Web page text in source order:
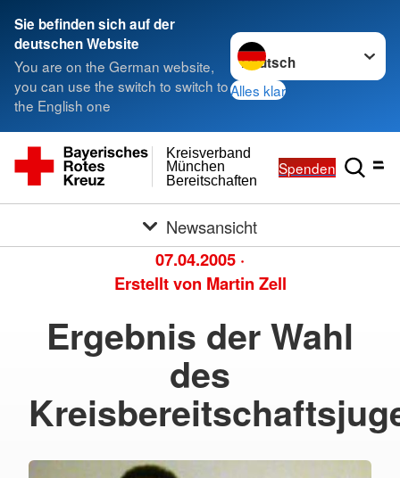
Sie befinden sich auf der
deutschen Website
You are on the German website,
you can use the switch to switch to
the English one
Sprache wechseln zu
Alles klar
Bereitschaften
München
Kreisverband
Spenden
Newsansicht
07.04.2005 ·
Erstellt von Martin Zell
Ergebnis der Wahl
des